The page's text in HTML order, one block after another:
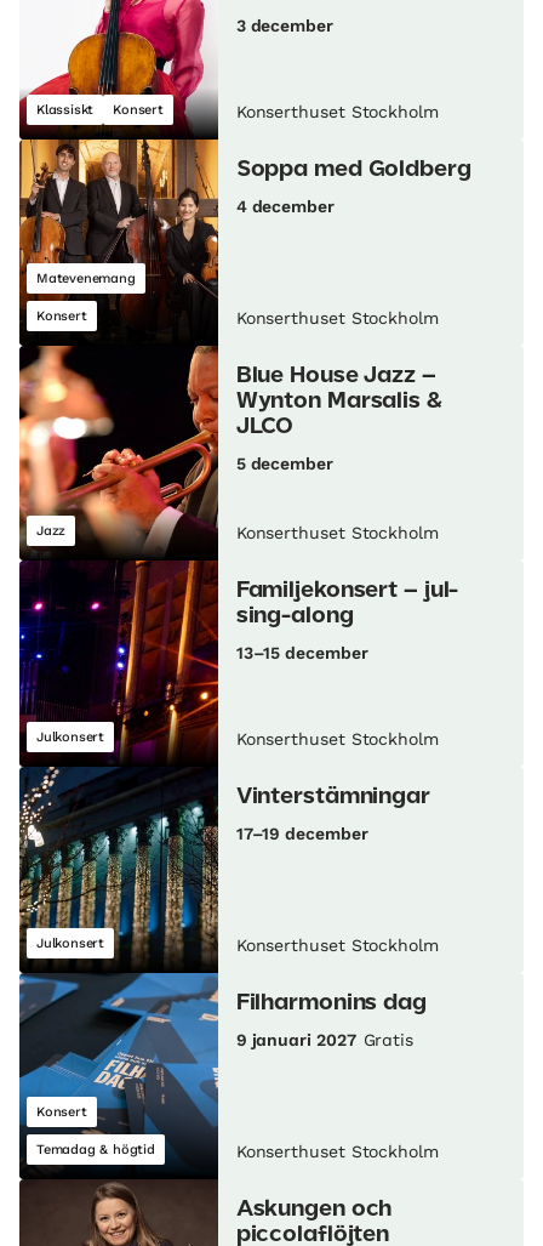
Klassiskt Konsert
3 december
Konserthuset Stockholm
Matevenemang
Konsert
Soppa med Goldberg
4 december
Konserthuset Stockholm
Jazz
Blue House Jazz –
Wynton Marsalis &
JLCO
5 december
Konserthuset Stockholm
Julkonsert
Familjekonsert – jul-
sing-along
13–15 december
Konserthuset Stockholm
Julkonsert
Vinterstämningar
17–19 december
Konserthuset Stockholm
Konsert
Temadag & högtid
Filharmonins dag
9 januari 2027 Gratis
Konserthuset Stockholm
Askungen och
piccolaflöjten